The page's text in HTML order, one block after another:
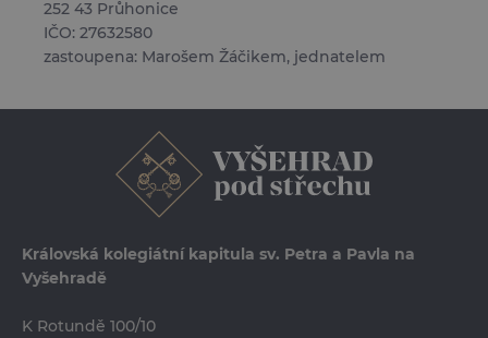
252 43 Průhonice
IČO: 27632580
zastoupena: Marošem Žáčikem, jednatelem
Královská kolegiátní kapitula sv. Petra a Pavla na
Vyšehradě
K Rotundě 100/10